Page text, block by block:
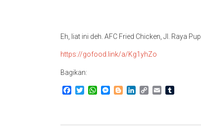
Eh, liat ini deh. AFC Fried Chicken, Jl. Raya
https://gofood.link/a/Kg1yhZo
Bagikan:
Facebook
TwitterWhatsApp
Messenger
BloggerLinkedIn
Copy Email